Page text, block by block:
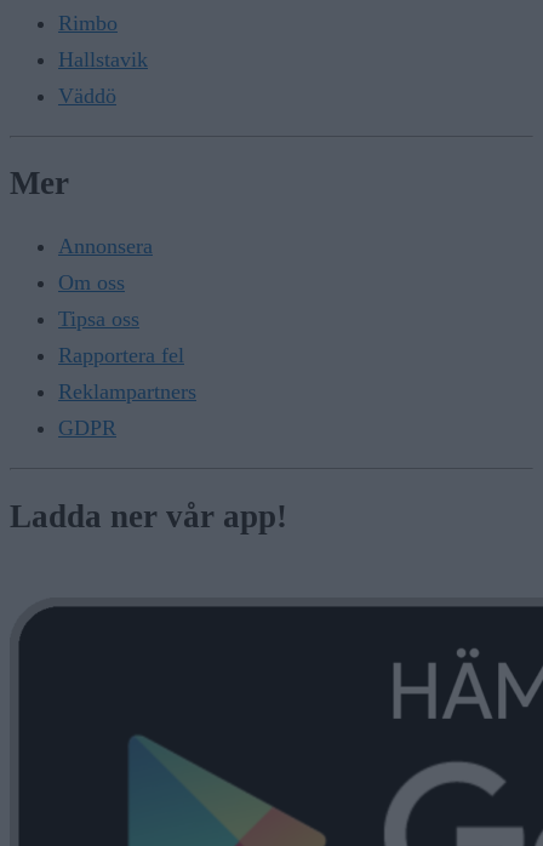
Rimbo
Hallstavik
Väddö
Mer
Annonsera
Om oss
Tipsa oss
Rapportera fel
Reklampartners
GDPR
Ladda ner vår app!